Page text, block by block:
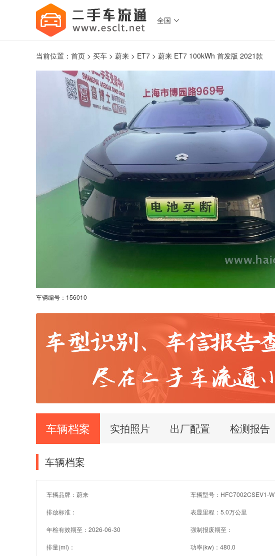
全国 
当前位置： 首页 > 买车 > 蔚来 > ET7 > 蔚来 ET7 100kWh 首发版 2021款
车辆编号： 156010
车辆档案 实拍照片 出厂配置 检测报告
车辆档案
车辆品牌：蔚来 车辆型号：HFC7002CSEV1-W
排放标准： 表显里程：5.0万公里
年检有效期至：2026-06-30 强制报废期至：
排量(ml)： 功率(kw)：480.0